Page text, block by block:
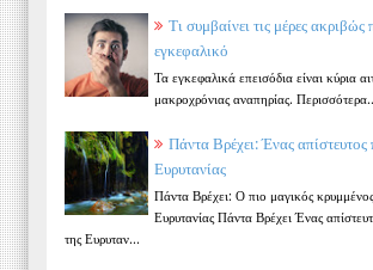
Τι συμβαίνει τις μέρες ακριβώς
εγκεφαλικό
Τα εγκεφαλικά επεισόδια είναι κύρια
μακροχρόνιας αναπηρίας.
Πάντα Βρέχει: Ένας απίστευτος
Ευρυτανίας
Πάντα Βρέχει: Ο πιο μαγικός
Ευρυτανίας Πάντα Βρέχει Ένας
της Ευρυταν...